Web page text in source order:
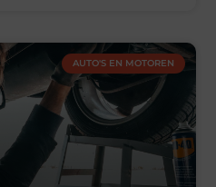
AUTO'S EN MOTOREN